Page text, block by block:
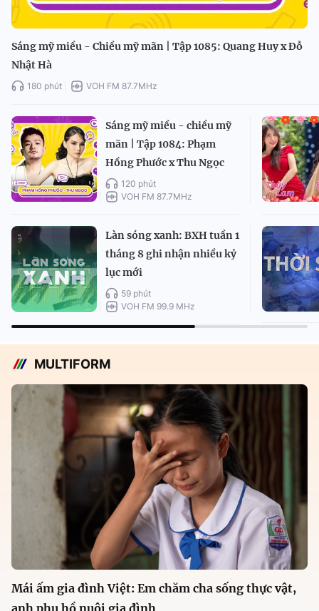
Sáng mỹ miều - Chiều mỹ mãn | Tập 1085: Quang Huy x Đỗ
Nhật Hà
180 phút VOH FM 87.7MHz
Sáng mỹ miều - chiều mỹ
mãn | Tập 1084: Phạm
Hồng Phước x Thu Ngọc
120 phút
VOH FM 87.7MHz
Làn sóng xanh: BXH tuần 1
tháng 8 ghi nhận nhiều kỷ
lục mới
59 phút
VOH FM 99.9 MHz
MULTIFORM
Mái ấm gia đình Việt: Em chăm cha sống thực vật,